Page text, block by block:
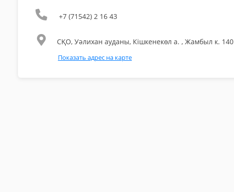
+7 (71542) 2 16 43
СҚО, Уәлихан ауданы, Кішкенекөл а. , Жамбыл к. 140
Показать адрес на карте